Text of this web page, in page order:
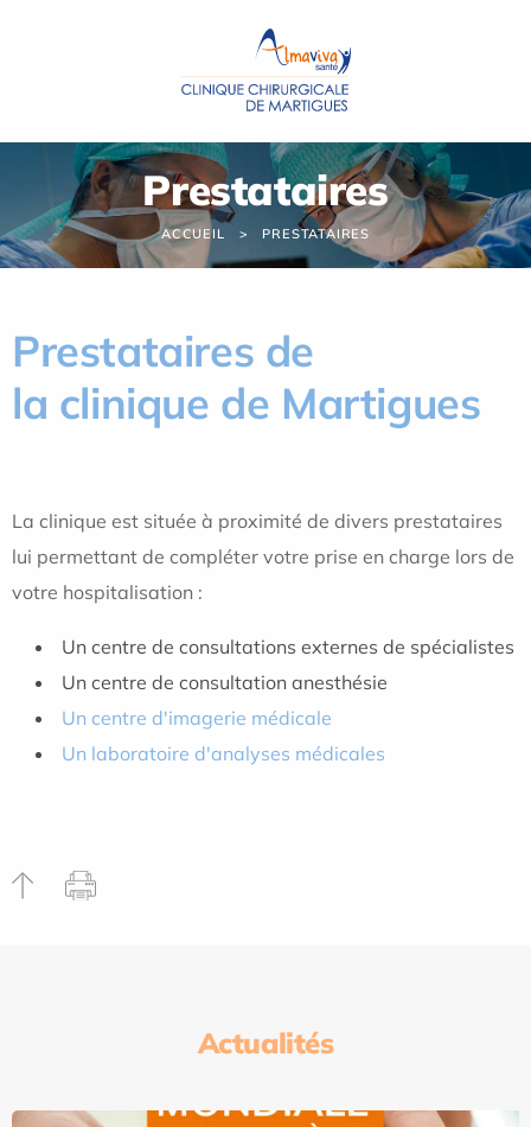
Prestataires
ACCUEIL PRESTATAIRES
Prestataires de
la clinique de Martigues
La clinique est située à proximité de divers prestataires
lui permettant de compléter votre prise en charge lors de
votre hospitalisation :
Un centre de consultations externes de spécialistes
Un centre de consultation anesthésie
Un centre d'imagerie médicale
Un laboratoire d'analyses médicales
Actualités